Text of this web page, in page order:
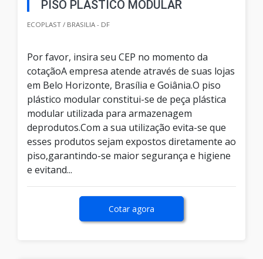
PISO PLÁSTICO MODULAR
ECOPLAST / BRASILIA - DF
Por favor, insira seu CEP no momento da
cotaçãoA empresa atende através de suas lojas
em Belo Horizonte, Brasília e Goiânia.O piso
plástico modular constitui-se de peça plástica
modular utilizada para armazenagem
deprodutos.Com a sua utilização evita-se que
esses produtos sejam expostos diretamente ao
piso,garantindo-se maior segurança e higiene
e evitand...
Cotar agora